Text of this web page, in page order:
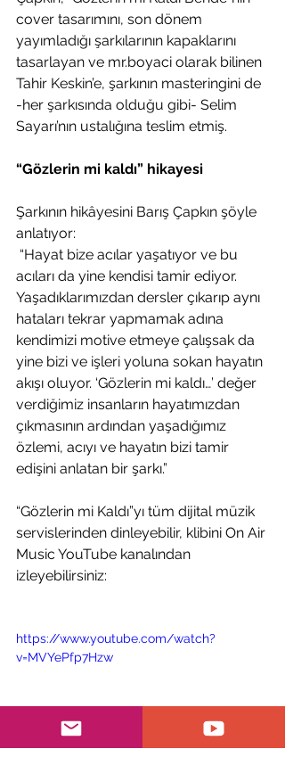
cover tasarımını, son dönem
yayımladığı şarkılarının kapaklarını
tasarlayan ve mr.boyaci olarak bilinen
Tahir Keskin’e, şarkının masteringini de
-her şarkısında olduğu gibi- Selim
Sayarı’nın ustalığına teslim etmiş.
“Gözlerin mi kaldı” hikayesi
Şarkının hikâyesini Barış Çapkın şöyle
anlatıyor:
acıları da yine kendisi tamir ediyor.
Yaşadıklarımızdan dersler çıkarıp aynı
hataları tekrar yapmamak adına
kendimizi motive etmeye çalışsak da
yine bizi ve işleri yoluna sokan hayatın
akışı oluyor. ‘Gözlerin mi kaldı…’ değer
verdiğimiz insanların hayatımızdan
çıkmasının ardından yaşadığımız
özlemi, acıyı ve hayatın bizi tamir
edişini anlatan bir şarkı.”
“Gözlerin mi Kaldı”yı tüm dijital müzik
servislerinden dinleyebilir, klibini On Air
Music YouTube kanalından
izleyebilirsiniz:
https://www.youtube.com/watch?
v=MVYePfp7Hzw